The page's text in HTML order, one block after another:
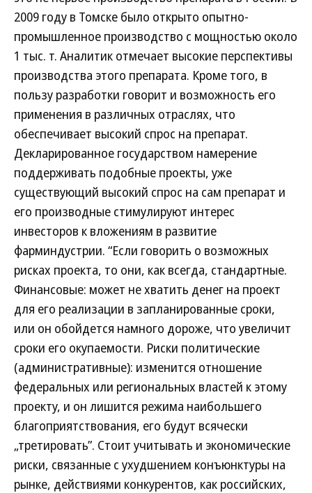
2009 году в Томске было открыто опытно-
промышленное производство с мощностью около
1 тыс. т. Аналитик отмечает высокие перспективы
производства этого препарата. Кроме того, в
пользу разработки говорит и возможность его
применения в различных отраслях, что
обеспечивает высокий спрос на препарат.
Декларированное государством намерение
поддерживать подобные проекты, уже
существующий высокий спрос на сам препарат и
его производные стимулируют интерес
инвесторов к вложениям в развитие
фарминдустрии. “Если говорить о возможных
рисках проекта, то они, как всегда, стандартные.
Финансовые: может не хватить денег на проект
для его реализации в запланированные сроки,
или он обойдется намного дороже, что увеличит
сроки его окупаемости. Риски политические
(административные): изменится отношение
федеральных или региональных властей к этому
проекту, и он лишится режима наибольшего
благоприятствования, его будут всячески
„третировать”. Стоит учитывать и экономические
риски, связанные с ухудшением конъюнктуры на
рынке, действиями конкурентов, как российских,